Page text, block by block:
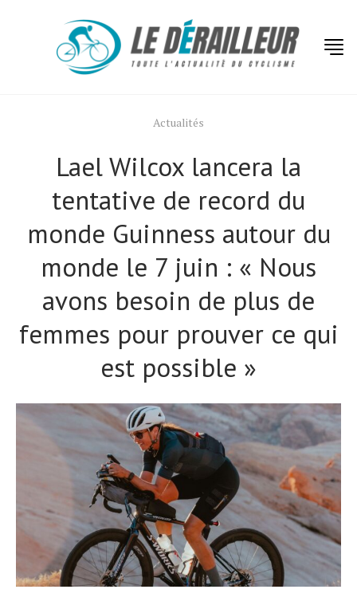
Actualités
Lael Wilcox lancera la
tentative de record du
monde Guinness autour du
monde le 7 juin : « Nous
avons besoin de plus de
femmes pour prouver ce qui
est possible »